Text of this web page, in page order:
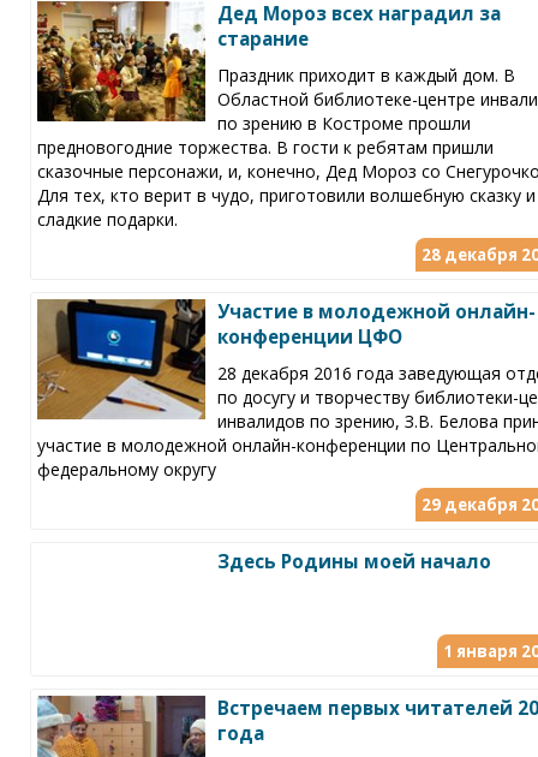
Дед Мороз всех наградил за
старание
Праздник приходит в каждый дом. В
Областной библиотеке-центре
по зрению в Костроме прошли
предновогодние торжества. В гости к ребятам пришли
сказочные персонажи, и, конечно, Дед Мороз со
Для тех, кто верит в чудо, приготовили волшебную сказку и
сладкие подарки.
28 декабря
Участие в молодежной онлайн-
конференции ЦФО
28 декабря 2016 года заведующая
по досугу и творчеству библиотеки-
инвалидов по зрению, З.В. Белова
участие в молодежной онлайн-конференции по
федеральному округу
29 декабря
Здесь Родины моей начало
1 января
Встречаем первых читателей
года